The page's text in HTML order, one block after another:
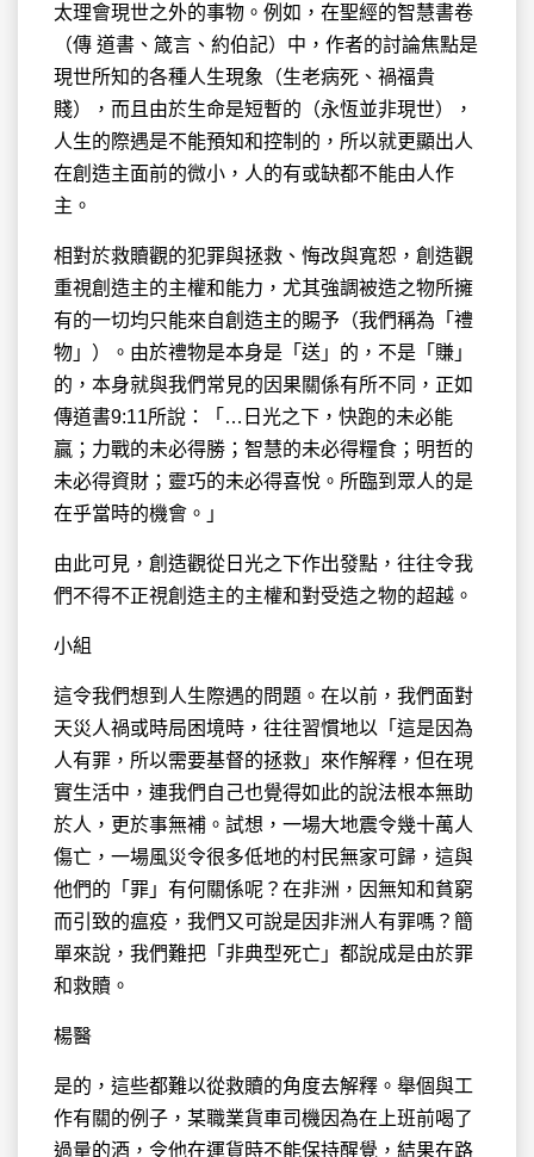
太理會現世之外的事物。例如，在聖經的智慧書卷
（傳 道書、箴言、約伯記）中，作者的討論焦點是
現世所知的各種人生現象（生老病死、禍福貴
賤），而且由於生命是短暫的（永恆並非現世），
人生的際遇是不能預知和控制的，所以就更顯出人
在創造主面前的微小，人的有或缺都不能由人作
主。
相對於救贖觀的犯罪與拯救、悔改與寬恕，創造觀
重視創造主的主權和能力，尤其強調被造之物所擁
有的一切均只能來自創造主的賜予（我們稱為「禮
物」）。由於禮物是本身是「送」的，不是「賺」
的，本身就與我們常見的因果關係有所不同，正如
傳道書9:11所說：「…日光之下，快跑的未必能
贏；力戰的未必得勝；智慧的未必得糧食；明哲的
未必得資財；靈巧的未必得喜悅。所臨到眾人的是
在乎當時的機會。」
由此可見，創造觀從日光之下作出發點，往往令我
們不得不正視創造主的主權和對受造之物的超越。
小組
這令我們想到人生際遇的問題。在以前，我們面對
天災人禍或時局困境時，往往習慣地以「這是因為
人有罪，所以需要基督的拯救」來作解釋，但在現
實生活中，連我們自己也覺得如此的說法根本無助
於人，更於事無補。試想，一場大地震令幾十萬人
傷亡，一場風災令很多低地的村民無家可歸，這與
他們的「罪」有何關係呢？在非洲，因無知和貧窮
而引致的瘟疫，我們又可說是因非洲人有罪嗎？簡
單來說，我們難把「非典型死亡」都說成是由於罪
和救贖。
楊醫
是的，這些都難以從救贖的角度去解釋。舉個與工
作有關的例子，某職業貨車司機因為在上班前喝了
過量的酒，令他在運貨時不能保持醒覺，結果在路